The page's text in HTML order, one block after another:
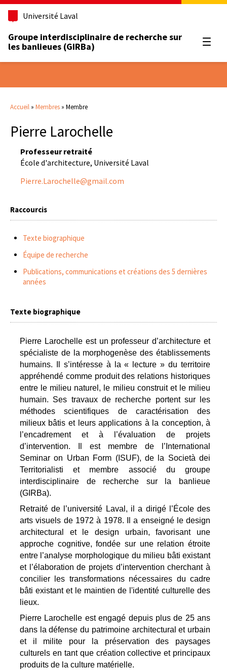
Université Laval
Groupe interdisciplinaire de recherche sur
les banlieues (GIRBa)
Accueil » Membres » Membre
Pierre Larochelle
Professeur retraité
École d'architecture, Université Laval
Pierre.Larochelle@gmail.com
Raccourcis
Texte biographique
Équipe de recherche
Publications, communications et créations des 5 dernières
années
Texte biographique
Pierre Larochelleest un professeur d’architecture et
spécialiste de la morphogenèsedes établissements
humains.
Il s’intéresse à la « lecture » du territoire
appréhendé comme produit des relations historiques
entre le milieu naturel, le milieu construit et le milieu
humain. Ses travaux de recherche portent sur les
méthodes scientifiques de caractérisation des
milieux bâtis et leurs applications à la conception, à
l’encadrement et à l’évaluation de projets
d’intervention.
Il est membre de l’International
Seminar on Urban Form (ISUF), de la Società dei
Territorialisti et membre associé du groupe
interdisciplinaire de recherche sur la banlieue
(GIRBa).
Retraité de l’université Laval, il a dirigé l’École des
arts visuels de 1972 à 1978. Il a enseigné le design
architectural et le design urbain, favorisant une
approche cognitive, fondée sur une relation étroite
entre l’analyse morphologique du milieu bâti existant
et l’élaboration de projets d’intervention cherchant à
concilier les transformations nécessaires du cadre
bâti existant et le maintien de l'identité culturelle des
lieux.
Pierre Larochelle est engagé depuis plus de 25 ans
dans la défense du patrimoine architectural et urbain
et il milite pour la préservation des paysages
culturels en tant que création collective et principaux
produits de la culture matérielle.